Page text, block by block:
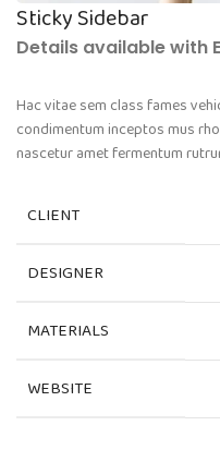
Sticky Sidebar
Details available with
Hac vitae sem class fames
condimentum inceptos mus
nascetur amet fermentum
CLIENT
DESIGNER
MATERIALS
WEBSITE